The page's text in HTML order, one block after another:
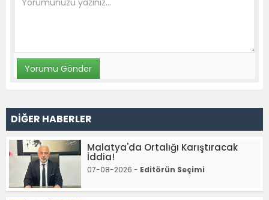
DİĞER HABERLER
Malatya'da Ortalığı Karıştıracak
İddia!
07-08-2026 - Editörün Seçimi